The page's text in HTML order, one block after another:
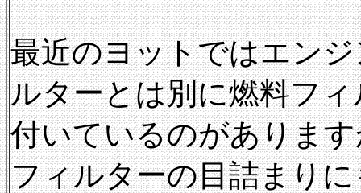
最近のヨットではエン
ルターとは別に燃料フ
付いているのがありま
フィルターの目詰まり